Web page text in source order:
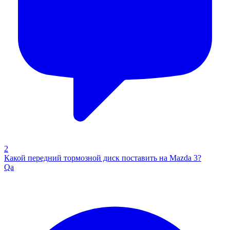
2
Какой передний тормозной диск поставить на Mazda 3?
Qa